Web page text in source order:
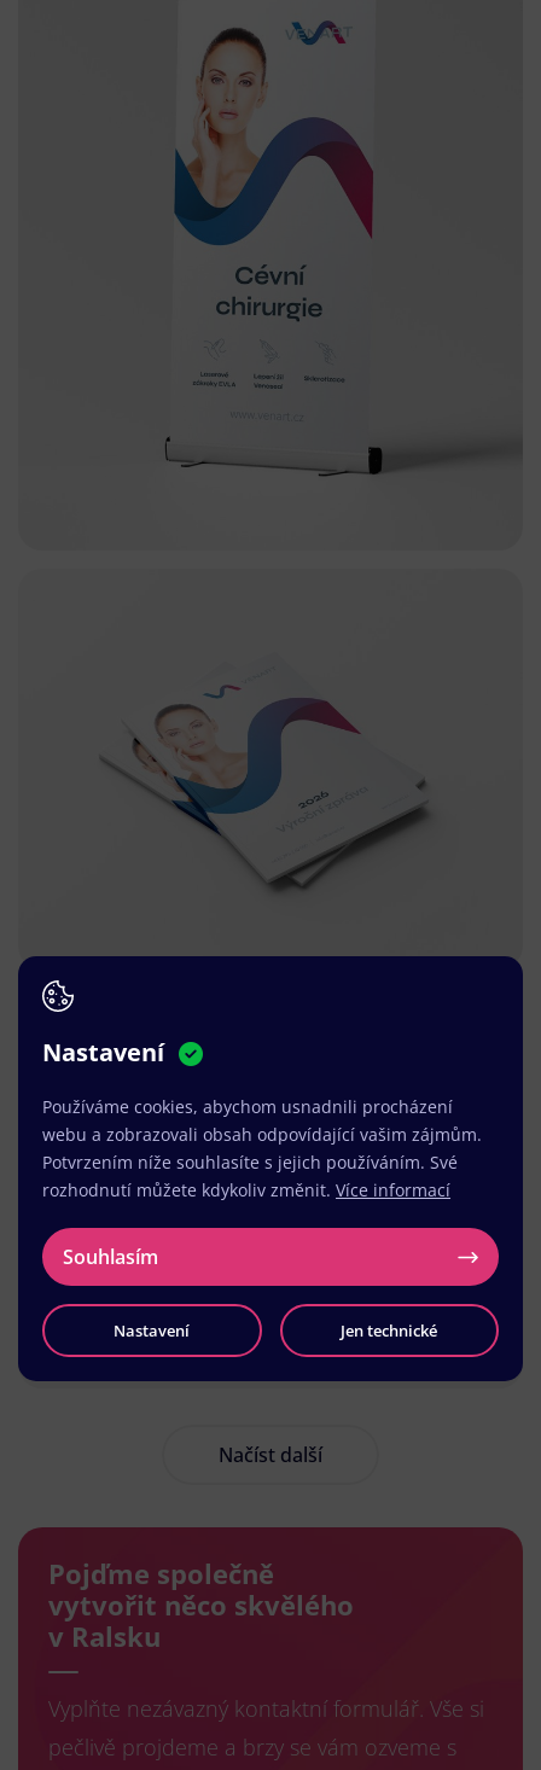
Načíst další
Pojďme společně
vytvořit něco skvělého
v Ralsku
Vyplňte nezávazný kontaktní formulář. Vše si
pečlivě projdeme a brzy se vám ozveme s
Nastavení
Používáme cookies, abychom usnadnili procházení
webu a zobrazovali obsah odpovídající vašim zájmům.
Potvrzením níže souhlasíte s jejich používáním. Své
rozhodnutí můžete kdykoliv změnit. Více informací
Souhlasím
Nastavení Jen technické